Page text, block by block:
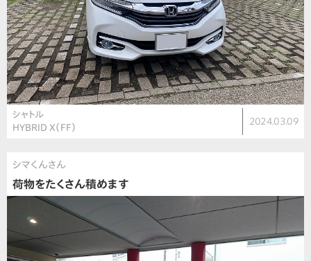
シャトル
HYBRID X（FF）
2024.03.09
シマくんさん
荷物をたくさん積めます